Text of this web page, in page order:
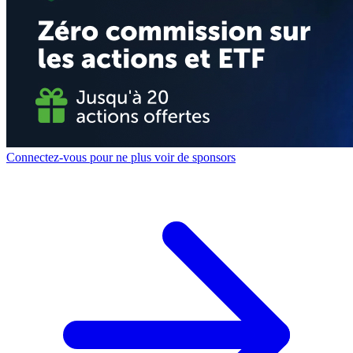
Connectez-vous pour ne plus voir de sponsors